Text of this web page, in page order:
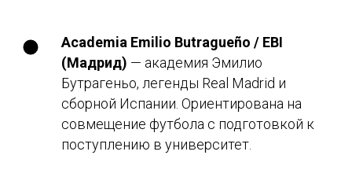
Academia Emilio Butragueño / EBI
(Мадрид) — академия Эмилио
Бутрагеньо, легенды Real Madrid и
сборной Испании. Ориентирована на
совмещение футбола с подготовкой к
поступлению в университет.